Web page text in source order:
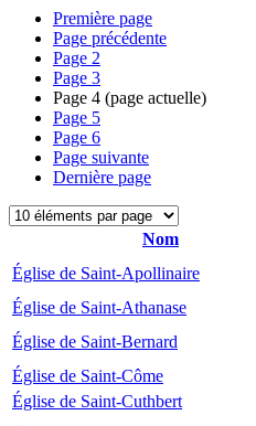
Première page
Page précédente
Page 2
Page 3
Page 4 (page actuelle)
Page 5
Page 6
Page suivante
Dernière page
Nom
Église de Saint-Apollinaire
Église de Saint-Athanase
Église de Saint-Bernard
Église de Saint-Côme
Église de Saint-Cuthbert